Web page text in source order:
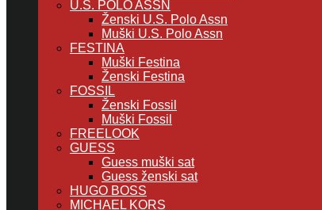
U.S. POLO ASSN
Ženski U.S. Polo Assn
Muški U.S. Polo Assn
FESTINA
Muški Festina
Ženski Festina
FOSSIL
Ženski Fossil
Muški Fossil
FREELOOK
GUESS
Guess muški sat
Guess ženski sat
HUGO BOSS
MICHAEL KORS